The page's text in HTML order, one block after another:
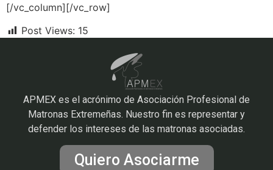
[/vc_column][/vc_row]
Post Views: 15
APMEX es el acrónimo de Asociación Profesional de
Matronas Extremeñas. Nuestro fin es representar y
defender los intereses de las matronas asociadas.
Quiero Asociarme